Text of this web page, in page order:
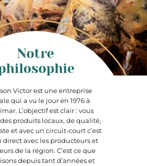
Victor est une entreprise
qui a vu le jour en 1976 à
L’objectif est clair : vous
produits locaux, de qualité,
et avec un circuit-court c’est
direct avec les producteurs et
de la région. C’est ce que
depuis tant d’années et
Notre